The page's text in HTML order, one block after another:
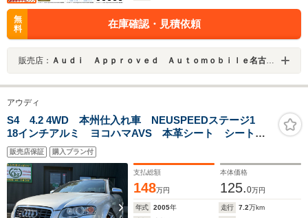
無
料
在庫確認・見積依頼
販売店： Ａｕｄｉ Ａｐｐｒｏｖｅｄ Ａｕｔｏｍｏｂｉｌｅ名古屋北
アウディ
S4 4.2 4WD 本州仕入れ車 NEUSPEEDステージ1
18インチアルミ ヨコハマAVS 本革シート シートヒ
ーター BOSEサウンド 純正ナビ
販売店保証 購入プラン付
支払総額
148万円
本体価格
125.0万円
年式 2005年 走行 7.2万km